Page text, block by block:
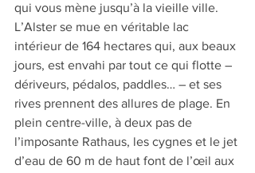
qui vous mène jusqu’à la vieille ville.
L’Alster se mue en véritable lac
intérieur de 164 hectares qui, aux beaux
jours, est envahi par tout ce qui flotte –
dériveurs, pédalos, paddles… – et ses
rives prennent des allures de plage. En
plein centre-ville, à deux pas de
l’imposante Rathaus, les cygnes et le jet
d’eau de 60 m de haut font de l’œil aux